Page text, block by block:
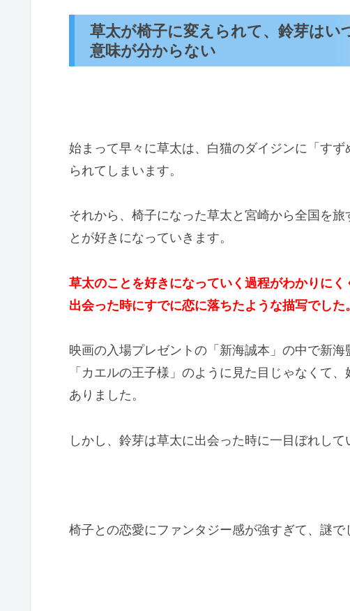
草太が椅子に変えられて、鈴芽はい
意味が分からない
始まって早々に草太は、白猫のダイジンに「す
られてしまいます。
それから、椅子になった草太と宮崎から全国を
とが好きになっていきます。
草太のことを好きになっていく過程がわかりにく
出会った時にすでに恋に落ちたような描写でした。
映画の入場プレゼントの「新海誠本」の中で新
「カエルの王子様」のように見た目じゃなくて
ありました。
しかし、鈴芽は草太に出会った時に一目ぼれして
椅子との恋愛にファンタジー感が強すぎて、謎で